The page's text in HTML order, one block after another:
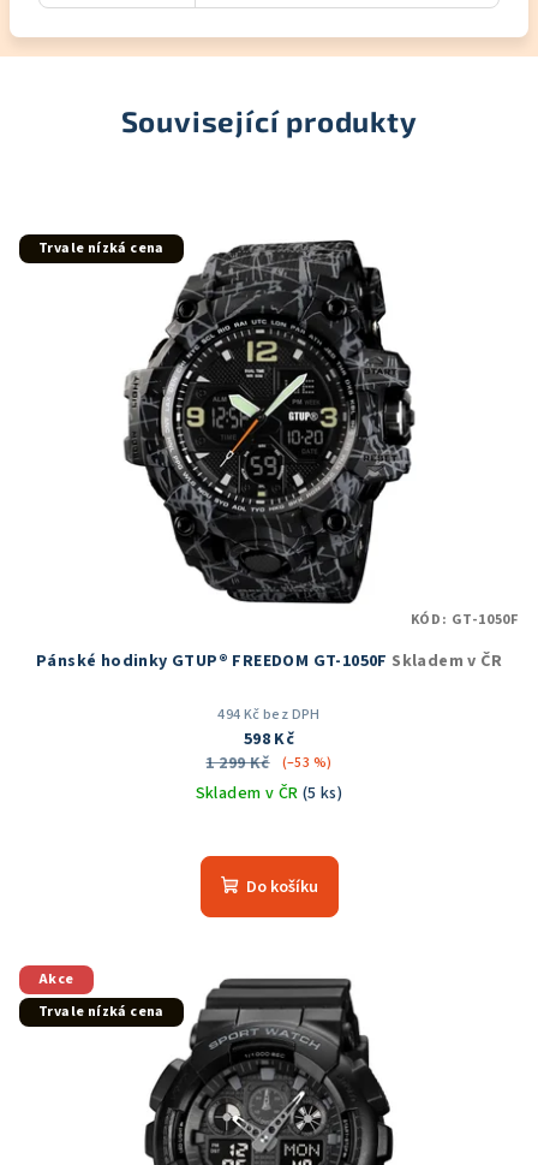
Související produkty
Trvale nízká cena
Pánské hodinky GTUP® FREEDOM GT-1050F Skladem v ČR
494 Kč bez DPH
598 Kč
1 299 Kč
(–53 %)
Skladem v ČR (5 ks)
hodnocení
produktu
5
hvězdiček.
Do košíku
KÓD: GT-1050F
Akce
Trvale nízká cena